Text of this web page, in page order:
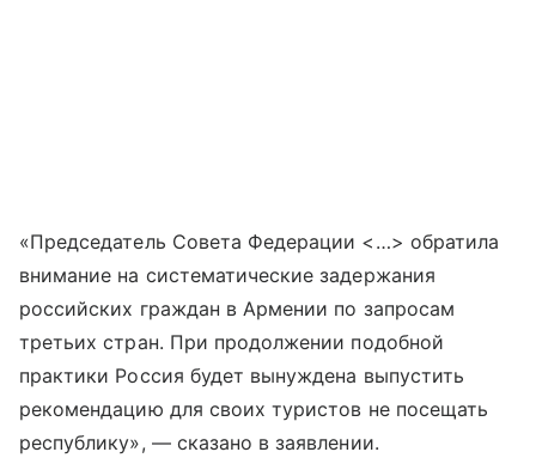
«Председатель Совета Федерации <…> обратила
внимание на систематические задержания
российских граждан в Армении по запросам
третьих стран. При продолжении подобной
практики Россия будет вынуждена выпустить
рекомендацию для своих туристов не посещать
республику», — сказано в заявлении.